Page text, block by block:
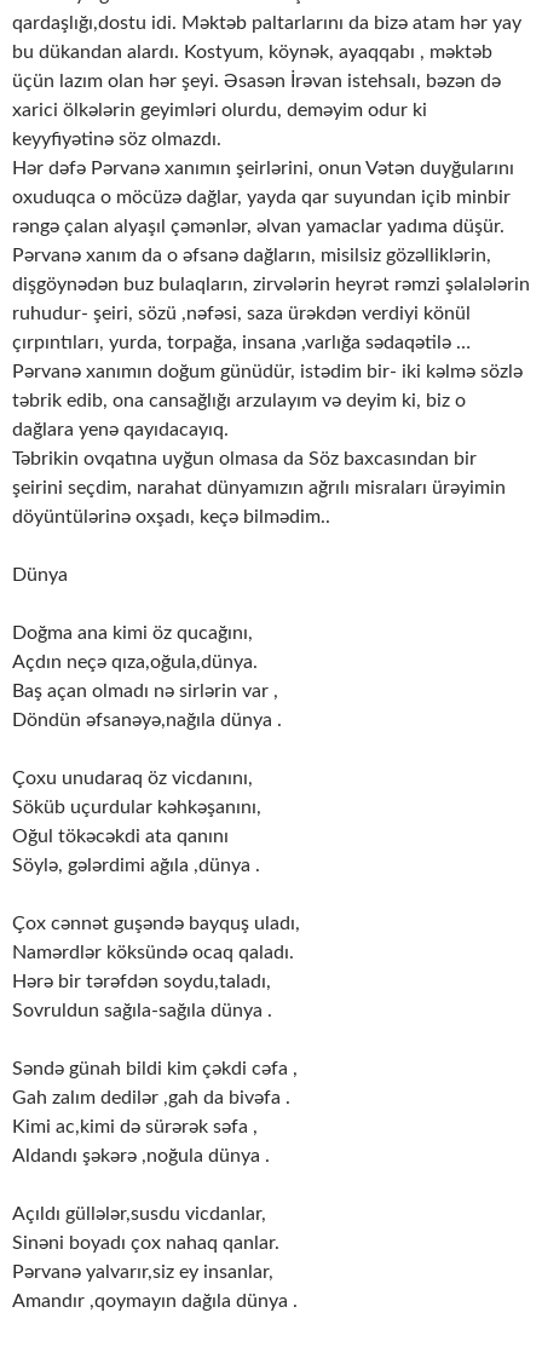
qardaşlığı,dostu idi. Məktəb paltarlarını da bizə atam hər yay
bu dükandan alardı. Kostyum, köynək, ayaqqabı , məktəb
üçün lazım olan hər şeyi. Əsasən İrəvan istehsalı, bəzən də
xarici ölkələrin geyimləri olurdu, deməyim odur ki
keyyfiyətinə söz olmazdı.
Hər dəfə Pərvanə xanımın şeirlərini, onun Vətən duyğularını
oxuduqca o möcüzə dağlar, yayda qar suyundan içib minbir
rəngə çalan alyaşıl çəmənlər, əlvan yamaclar yadıma düşür.
Pərvanə xanım da o əfsanə dağların, misilsiz gözəlliklərin,
dişgöynədən buz bulaqların, zirvələrin heyrət rəmzi şəlalələrin
ruhudur- şeiri, sözü ,nəfəsi, saza ürəkdən verdiyi könül
çırpıntıları, yurda, torpağa, insana ,varlığa sədaqətilə …
Pərvanə xanımın doğum günüdür, istədim bir- iki kəlmə sözlə
təbrik edib, ona cansağlığı arzulayım və deyim ki, biz o
dağlara yenə qayıdacayıq.
Təbrikin ovqatına uyğun olmasa da Söz baxcasından bir
şeirini seçdim, narahat dünyamızın ağrılı misraları ürəyimin
döyüntülərinə oxşadı, keçə bilmədim..
Dünya
Doğma ana kimi öz qucağını,
Açdın neçə qıza,oğula,dünya.
Baş açan olmadı nə sirlərin var ,
Döndün əfsanəyə,nağıla dünya .
Çoxu unudaraq öz vicdanını,
Söküb uçurdular kəhkəşanını,
Oğul tökəcəkdi ata qanını
Söylə, gələrdimi ağıla ,dünya .
Çox cənnət guşəndə bayquş uladı,
Namərdlər köksündə ocaq qaladı.
Hərə bir tərəfdən soydu,taladı,
Sovruldun sağıla-sağıla dünya .
Səndə günah bildi kim çəkdi cəfa ,
Gah zalım dedilər ,gah da bivəfa .
Kimi ac,kimi də sürərək səfa ,
Aldandı şəkərə ,noğula dünya .
Açıldı güllələr,susdu vicdanlar,
Sinəni boyadı çox nahaq qanlar.
Pərvanə yalvarır,siz ey insanlar,
Amandır ,qoymayın dağıla dünya .